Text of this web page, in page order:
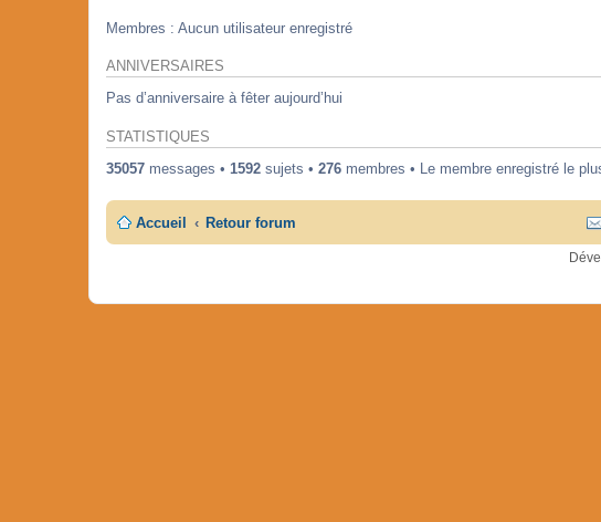
Membres : Aucun utilisateur enregistré
ANNIVERSAIRES
Pas d’anniversaire à fêter aujourd’hui
STATISTIQUES
35057 messages • 1592 sujets • 276 membres • Le membre enregistré le
Accueil Retour forum